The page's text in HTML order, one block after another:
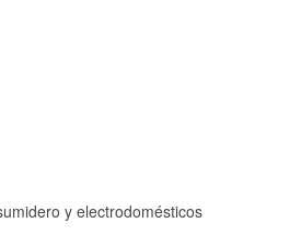
y electrodomésticos